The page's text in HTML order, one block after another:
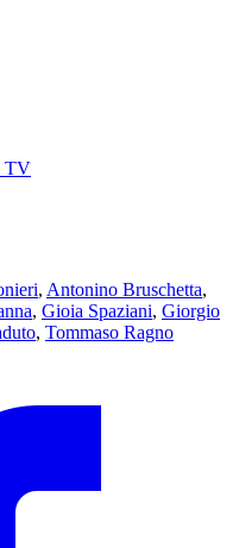
TV
, Antonino Bruschetta,
, Gioia Spaziani, Giorgio
, Tommaso Ragno